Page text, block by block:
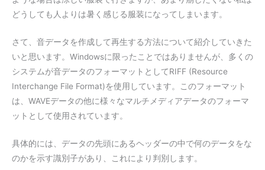
どうしても人よりは暑く感じる服装になってしまいます。
さて、音データを作成して再生する方法について紹介していきた
いと思います。Windowsに限ったことではありませんが、多くの
システムが音データのフォーマットとしてRIFF (Resource
Interchange File Format)を使用しています。このフォーマット
は、WAVEデータの他に様々なマルチメディアデータのフォーマ
ットとして使用されています。
具体的には、データの先頭にあるヘッダーの中で何のデータをな
のかを示す識別子があり、これにより判別します。